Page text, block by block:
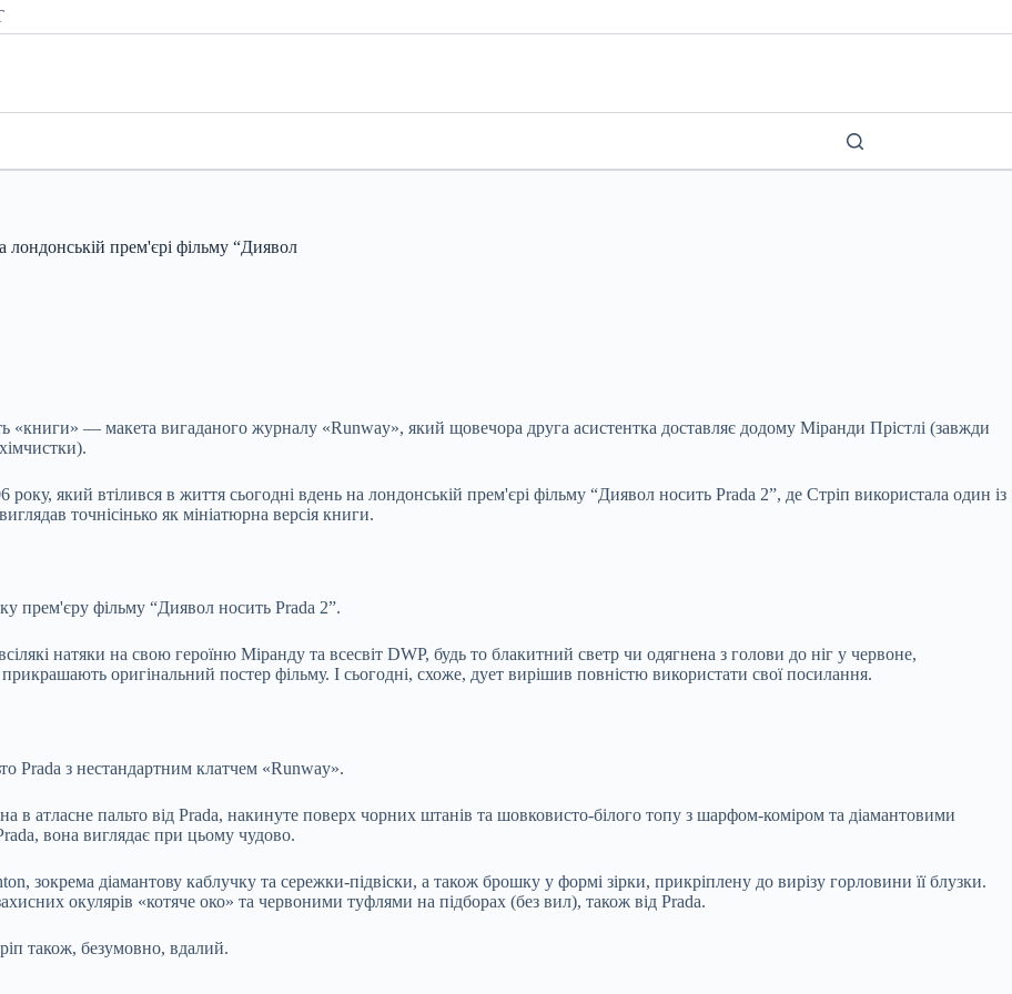
лондонській прем'єрі фільму “Диявол
«книги» — макета вигаданого журналу «Runway», який щовечора друга асистентка доставляє додому Міранди Прістлі (завжди
який втілився в життя сьогодні вдень на лондонській прем'єрі фільму “Диявол носить Prada 2”, де Стріп використала один із
точнісінько як мініатюрна версія книги.
прем'єру фільму “Диявол носить Prada 2”.
натяки на свою героїню Міранду та всесвіт DWP, будь то блакитний светр чи одягнена з голови до ніг у червоне,
оригінальний постер фільму. І сьогодні, схоже, дует вирішив повністю використати свої посилання.
Prada з нестандартним клатчем «Runway».
атласне пальто від Prada, накинуте поверх чорних штанів та шовковисто-білого топу з шарфом-коміром та діамантовими
вона виглядає при цьому чудово.
зокрема діамантову каблучку та сережки-підвіски, а також брошку у формі зірки, прикріплену до вирізу горловини її блузки.
окулярів «котяче око» та червоними туфлями на підборах (без вил), також від Prada.
також, безумовно, вдалий.